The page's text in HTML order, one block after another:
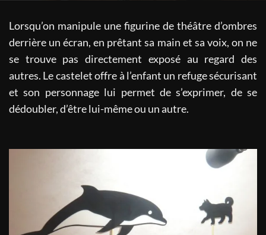
Lorsqu’on manipule une figurine de théâtre d’ombres
derrière un écran, en prêtant sa main et sa voix, on ne
se trouve pas directement exposé au regard des
autres. Le castelet offre à l’enfant un refuge sécurisant
et son personnage lui permet de s’exprimer, de se
dédoubler, d’être lui-même ou un autre.